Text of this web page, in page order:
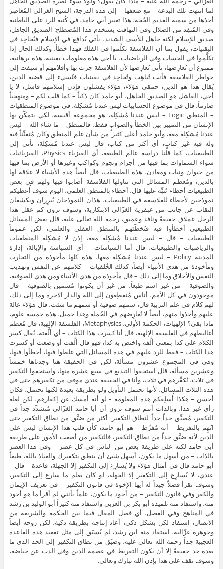
لما انتهت تلك البدعة – مع ضعفها – إلى هذه الدرجة، الشيخ الغزالي المُعاصِر
أخذها من سميه القديم الحُجة، هذا تعبير أبي حامد، في كُتبه للرد على الباطنية
وفي المُنقِذ من الضلال وفي التهافت يستخدم هذا المُصطلَح: الصديق الجاهل،
صديق للإسلام لكنه جاهل للأسف الشديد، يأتي يُدافِع في الإسلام فيُجاحِد في
اليقنيات، يقول بما أن الفلاسفة تكلَّموا في الفلك فهذا خطأ، وكذلك الحال إذا
تكلَّموا في الحساب وفي الرياضيات، يا أخي هذه معلومات يقينية، هذه برهانية،
ممنوع أن تُعارِضها، تأتي تُعارِضها لأن الفلاسفة جرت بها وأقلامهم أو سبقت إلى
خواطر الفلاسفة فأنت تُباهِت وتُجاحِد في يقينيات فتُسيء إلى قضية الدين،
يُقال هذا هو الدين، حمقى هؤلاء، هؤلاء يفشلون فإذن إسلامهم فاشل، لا يا
أخي، الفاشل هو الصديق الجاهل، أبو حامد كان ذكياً – كما قلت لكم – ومنهجياً
صارماً، قال في موضوع الحسابيات ليس عندنا مُشكِلة، في موضوع المنطقيات
– المنطق Logic – ليس عندنا مُشكِلة، هو مجموعة أقيسة، لكي يتمكَّن بها
الإنسان من التمييز بين الخطأ والصواب فقط، فالمنطق – ما شاء الله – ليس
عندنا مُشكِلة معه، وأبو حامد أعلى كثيراً من شأن علم المنطق وكان مُتفنِّناً فيه
وله فيه غير كتابٍ، أي أكثر من كتاب، قال ليس عندنا مُشكِلة، نأتي إلى
الطبيعيات، كما قلنا دراسة عالم الطبيعة، أي الفيزياء Physics، الفيزيائيات
سواء السماوات بما فيها من أجرام ونجوم وكواكب وغيرها أو الأرض بما فيها
من حيوان ونبات ومعادن، هذه الطبيعيات، قال أيضاً هذه الأشياء لا علاقة لها
بالدين، ومُعظَم المسائل التي تناولها الفلاسفة أصابوا فيها ولهم في بعض
الطبيعيات أخطاء نُنبِّه عليها قال، أخطاء بالمنطق العلمي، اليوم سوف أُعطيكم
نموذجين لأخطاء للفلاسفة في الطبيعيات، هذان النموذجان يُبرِزان ويكشفان
النقاب عن جانب من عبقرية الغزّالي الابتكارية، وسوف ترون كم عقل هذا
الرجل عملاق حقيقةً ونافذ وعميق، رحمة الله تعالى عليه، قال بعض المسائل
الطبيعيى أخطأوا فيه فنُخطّئهم بالمنطق العقلي والعلمي، لكن عموماً
الطبيعيات – قال – ليس عندنا مُشكِلة معه، إذن لا مُشكِلة المنطقيات
والرياضيات والطبيعيات، قال أما السياسات – أي السياسة والإيالة، إدارة
المدينة Policy – ليس عندنا مُشكِلة معها، هذه كلها مأخوذة من التجارب
ومأخوذة من هدي الأنبياء أيضاً، كذلك الخُلقيات – كلامهم عن النفس وتهذيب
النفس والأخلاق وما إلى ذلك – قال مأخوذة من هدي الأنبياء ومن هدي الصوفية،
والصوفية – من غير اسم طبعاً، من غير أن يكونوا مُسمين بالصوفية – قال
موجودون في كل الأمم، أناس مُنقطِعون إلى الله والدار الآخرة وما إلى ذلك،
لهم كلام في علم التربية قال، سمهم صوفية أو سمهم ما شئت، قال هؤلاء عالة
عليهم وأخذوا منهم، أيضاً لا نُعارِضهم في الجُملة وهذا جميل، هذه خمسة علوم،
ماذا بقيَ؟ الإلهيات، الحكمة الأولى، Metaphysics، الفلسفة الإلهية، قال مُعظَم
أغاليطهم في الفلسفة الإلهية، قال أنا كسرت هذا الكتاب – أي ألَّفته، يُقال كسر
الكلام على كذا بمعنى ألَّفه واختص به كذا، فهو قال ألَّفت أو وضعت أو كسرت
هذا الكتاب – فقط للرد عليهم في هذه المسائل التي غلطوا فيها، أخطأوا فيها،
وهي في المجموع عشرون مسألة، لكن في الحقيقة هنا وجدناها خمساً
وعشرين مسألة، قال استحقوا التبديع في سبع عشرة منها، واستحقوا التكفير
في ثلاث، نُكفِّرهم في ثلاث، وأنا في الحقيقة عندي موقف من تكفيرهم حتى في
هذه الثلاث المسائل، لأنها تحتمل التأويل ولو بطريقة بعيدة لكنها تحتمل، فكان
أحسن – هكذا أُسلِفكم هذه المعلومة – لو أنه أمسك عن إكفارهم، لكن لعله
رأى غير هذا، وبالذات أنتم سوف ترون أن أبا حامد الغزّالي مُتشدِّد جداً في
التكفير، مُضيِّق جداً جداً لنطاق التكفير، أكثر مَن ضيَّق من نطاق التكفير حتى
اتُهِم بالتفريط – أنه مُفرِّط – هو أبو حامد، كأن قلب هذا الإنسان ليس على
الدين لأنه ضيَّق جداً من نطاق التكفير، فالتكفير من أصعب الأمور على طريقة
أبي حامد لكنه على طريقة بعض من الناس في كل عصر – وفي هذا العصر
بالذات – من أسهل ما يكون، أسهل شيئ أن ينطق بتكفيرك والعياذ بالله، طبعاً
أبو حامد قال في أمثال هؤلاء ولا يُسارِع إلى التكفير إلا الجهلة، قاعدة – قال –
عندي، لا يُسارِع إلى التكفير إلا الجهلة، لو كان يعلم ما سارع إلى التكفير،
وسوف نقرأ فصلاً جيداً له أيها الإخوة في قانون التكفير – في تعريف الإيمان
والكفر وفي قانون التكفير – من أجود ما يكون، علماً بأنني لم أقرأ ما هو أجود
منه، واستفاد منه تلميذه أبو بكر بن العربي واستفاد منه كثيراً أبو الوليد بن رشد
في المناهج وفي الفصل، أي فصل المقال فيما بين الحكمة والشريعة من
الاتصال، استفاد لكن بشكل ذكي، أعاد إنتاجه بطريقة ذكية، لكن روحه أيضاً
وجوهره غزّالية، استفاد منه ابن رشد، لم يُسبَق إلى مثل تقعيد هذه القاعدة
العجيبة جداً رحمة الله تعالى عليه، وضيَّق من نطاق التكفير إلى الحد الذي ما
بعده حد حقيقةً إلا أن يكون التفريط في عصمة الدين وفي الذب عن حياضه،
وسوف نقف على هذا بإذن الله تبارك وتعالى.